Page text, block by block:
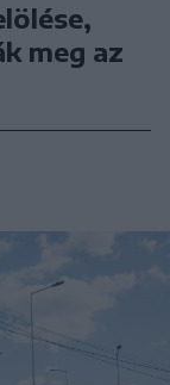
meg az